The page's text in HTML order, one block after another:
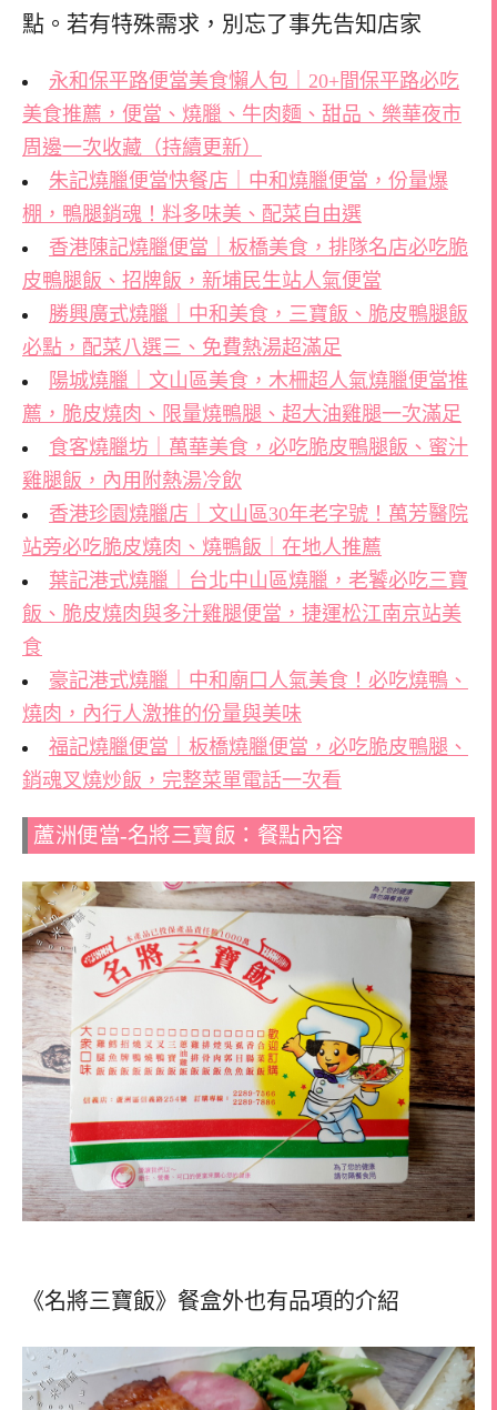
點。若有特殊需求，別忘了事先告知店家
永和保平路便當美食懶人包｜20+間保平路必吃
美食推薦，便當、燒臘、牛肉麵、甜品、樂華夜市
周邊一次收藏（持續更新）
朱記燒臘便當快餐店｜中和燒臘便當，份量爆
棚，鴨腿銷魂！料多味美、配菜自由選
香港陳記燒臘便當｜板橋美食，排隊名店必吃脆
皮鴨腿飯、招牌飯，新埔民生站人氣便當
勝興廣式燒臘｜中和美食，三寶飯、脆皮鴨腿飯
必點，配菜八選三、免費熱湯超滿足
陽城燒臘｜文山區美食，木柵超人氣燒臘便當推
薦，脆皮燒肉、限量燒鴨腿、超大油雞腿一次滿足
食客燒臘坊｜萬華美食，必吃脆皮鴨腿飯、蜜汁
雞腿飯，內用附熱湯冷飲
香港珍園燒臘店｜文山區30年老字號！萬芳醫院
站旁必吃脆皮燒肉、燒鴨飯｜在地人推薦
葉記港式燒臘｜台北中山區燒臘，老饕必吃三寶
飯、脆皮燒肉與多汁雞腿便當，捷運松江南京站美
食
豪記港式燒臘｜中和廟口人氣美食！必吃燒鴨、
燒肉，內行人激推的份量與美味
福記燒臘便當｜板橋燒臘便當，必吃脆皮鴨腿、
銷魂叉燒炒飯，完整菜單電話一次看
蘆洲便當-名將三寶飯：餐點內容
《名將三寶飯》餐盒外也有品項的介紹